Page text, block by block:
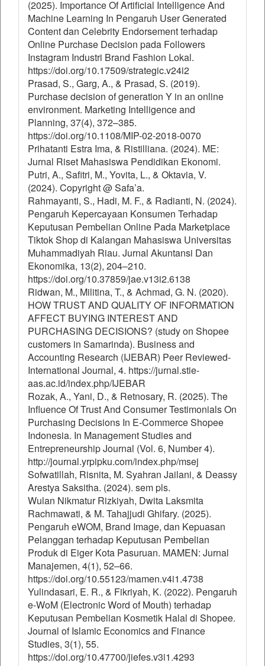
(2025). Importance Of Artificial Intelligence And
Machine Learning In Pengaruh User Generated
Content dan Celebrity Endorsement terhadap
Online Purchase Decision pada Followers
Instagram Industri Brand Fashion Lokal.
https://doi.org/10.17509/strategic.v24i2
Prasad, S., Garg, A., & Prasad, S. (2019).
Purchase decision of generation Y in an online
environment. Marketing Intelligence and
Planning, 37(4), 372–385.
https://doi.org/10.1108/MIP-02-2018-0070
Prihatanti Estra Ima, & Ristilliana. (2024). ME:
Jurnal Riset Mahasiswa Pendidikan Ekonomi.
Putri, A., Safitri, M., Yovita, L., & Oktavia, V.
(2024). Copyright @ Safa’a.
Rahmayanti, S., Hadi, M. F., & Radianti, N. (2024).
Pengaruh Kepercayaan Konsumen Terhadap
Keputusan Pembelian Online Pada Marketplace
Tiktok Shop di Kalangan Mahasiswa Universitas
Muhammadiyah Riau. Jurnal Akuntansi Dan
Ekonomika, 13(2), 204–210.
https://doi.org/10.37859/jae.v13i2.6138
Ridwan, M., Militina, T., & Achmad, G. N. (2020).
HOW TRUST AND QUALITY OF INFORMATION
AFFECT BUYING INTEREST AND
PURCHASING DECISIONS? (study on Shopee
customers in Samarinda). Business and
Accounting Research (IJEBAR) Peer Reviewed-
International Journal, 4. https://jurnal.stie-
aas.ac.id/index.php/IJEBAR
Rozak, A., Yani, D., & Retnosary, R. (2025). The
Influence Of Trust And Consumer Testimonials On
Purchasing Decisions In E-Commerce Shopee
Indonesia. In Management Studies and
Entrepreneurship Journal (Vol. 6, Number 4).
http://journal.yrpipku.com/index.php/msej
Sofwatillah, Risnita, M. Syahran Jailani, & Deassy
Arestya Saksitha. (2024). sem pls.
Wulan Nikmatur Rizkiyah, Dwita Laksmita
Rachmawati, & M. Tahajjudi Ghifary. (2025).
Pengaruh eWOM, Brand Image, dan Kepuasan
Pelanggan terhadap Keputusan Pembelian
Produk di Eiger Kota Pasuruan. MAMEN: Jurnal
Manajemen, 4(1), 52–66.
https://doi.org/10.55123/mamen.v4i1.4738
Yulindasari, E. R., & Fikriyah, K. (2022). Pengaruh
e-WoM (Electronic Word of Mouth) terhadap
Keputusan Pembelian Kosmetik Halal di Shopee.
Journal of Islamic Economics and Finance
Studies, 3(1), 55.
https://doi.org/10.47700/jiefes.v3i1.4293